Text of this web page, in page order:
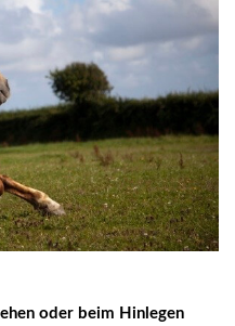
oder beim Hinlegen